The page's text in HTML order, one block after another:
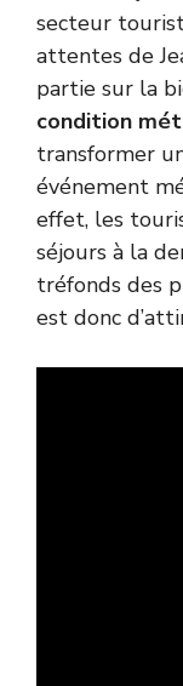
secteur
attentes de
partie sur la
condition
transformer
événement
effet, les
séjours à la
tréfonds des
est donc